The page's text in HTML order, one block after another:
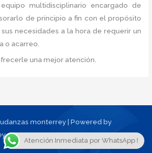
multidisciplinario encargado de
de principio a fin con el propósito
necesidades a la hora de requerir un
o acarreo.
una mejor atención.
monterrey | Powered by
Atención Inmediata por WhatsApp !